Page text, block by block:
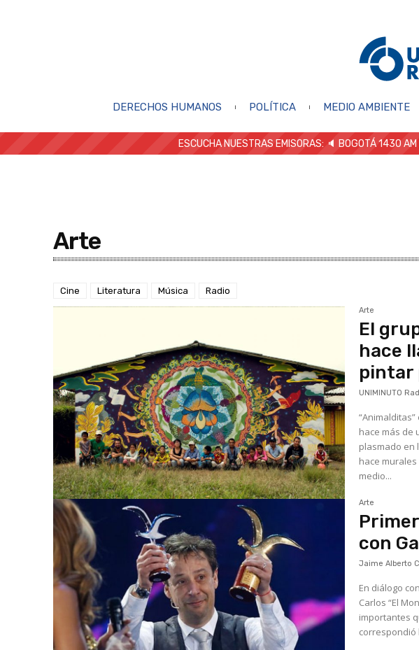
DERECHOS HUMANOS POLÍTICA MEDIO AMBIENTE
ESCUCHA NUESTRAS EMISORAS: 🔈 BOGOTÁ 1430 AM
Arte
Cine Literatura Música Radio
Arte
El
hace
pintar
UNIMINUTO
hace más de
plasmado en
hace
medio...
Arte
con
Jaime Alberto
En diálogo
Carlos “El
importantes
correspondió